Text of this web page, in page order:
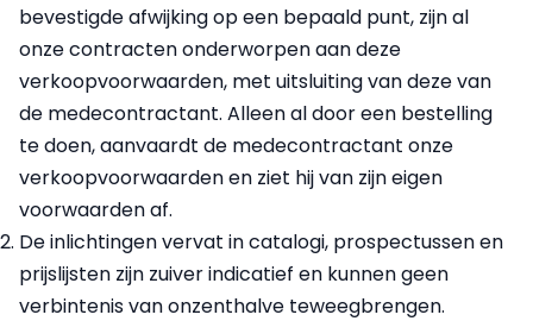
bevestigde afwijking op een bepaald punt, zijn al
onze contracten onderworpen aan deze
verkoopvoorwaarden, met uitsluiting van deze van
de medecontractant. Alleen al door een bestelling
te doen, aanvaardt de medecontractant onze
verkoopvoorwaarden en ziet hij van zijn eigen
voorwaarden af.
De inlichtingen vervat in catalogi, prospectussen en
prijslijsten zijn zuiver indicatief en kunnen geen
verbintenis van onzenthalve teweegbrengen.